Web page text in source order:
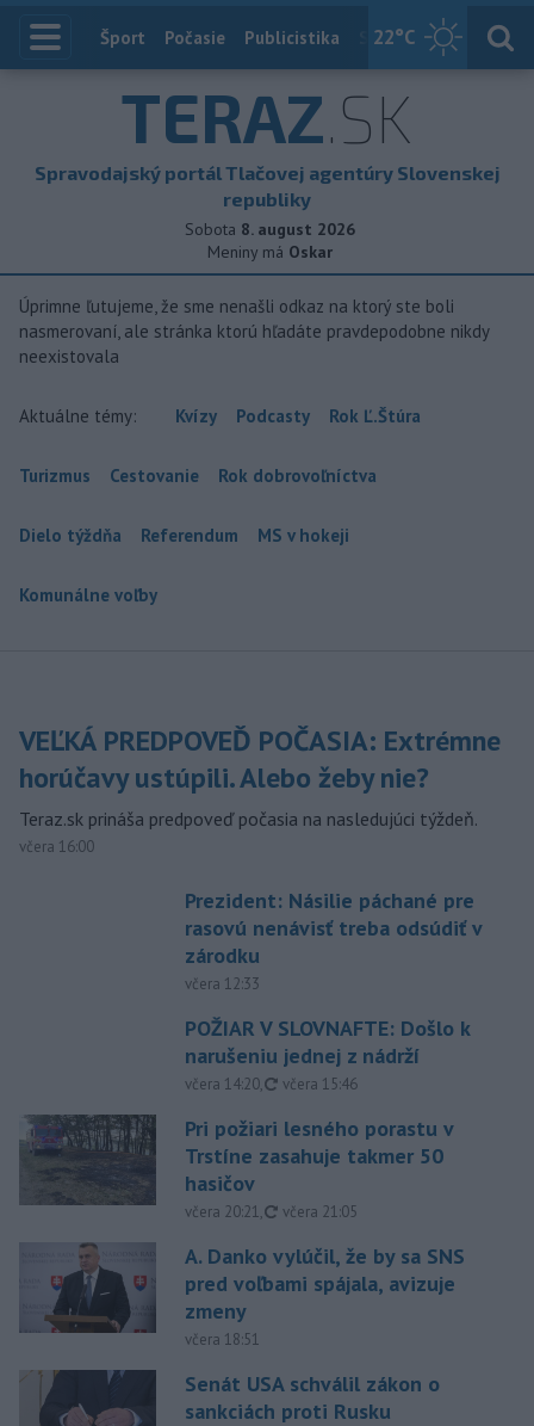
22°C
Index
Šport Počasie Publicistika Slovensko
TERAZ.SK
Spravodajský portál Tlačovej agentúry Slovenskej
republiky
Sobota 8. august 2026
Meniny má Oskar
Úprimne ľutujeme, že sme nenašli odkaz na ktorý ste boli
nasmerovaní, ale stránka ktorú hľadáte pravdepodobne nikdy
neexistovala
Aktuálne témy: Kvízy Podcasty Rok Ľ.Štúra
Turizmus Cestovanie Rok dobrovoľníctva
Dielo týždňa Referendum MS v hokeji
Komunálne voľby
VEĽKÁ PREDPOVEĎ POČASIA: Extrémne
horúčavy ustúpili. Alebo žeby nie?
Teraz.sk prináša predpoveď počasia na nasledujúci týždeň.
včera 16:00
Prezident: Násilie páchané pre
rasovú nenávisť treba odsúdiť v
zárodku
včera 12:33
POŽIAR V SLOVNAFTE: Došlo k
narušeniu jednej z nádrží
včera 14:20, aktualizované
včera 15:46
Pri požiari lesného porastu v
Trstíne zasahuje takmer 50
hasičov
včera 20:21, aktualizované
včera 21:05
A. Danko vylúčil, že by sa SNS
pred voľbami spájala, avizuje
zmeny
včera 18:51
Senát USA schválil zákon o
sankciách proti Rusku